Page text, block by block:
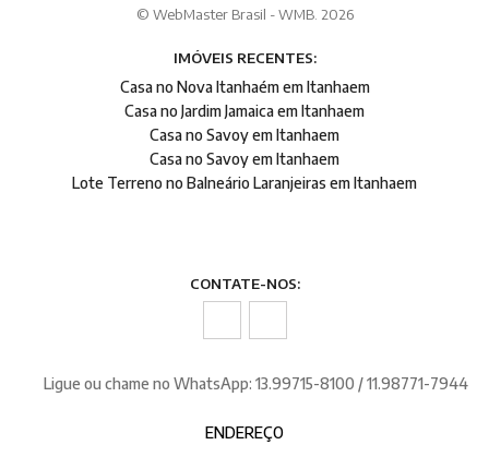
© WebMaster Brasil - WMB. 2026
IMÓVEIS RECENTES:
Casa no Nova Itanhaém em Itanhaem
Casa no Jardim Jamaica em Itanhaem
Casa no Savoy em Itanhaem
Casa no Savoy em Itanhaem
Lote Terreno no Balneário Laranjeiras em Itanhaem
CONTATE-NOS:
Ligue ou chame no WhatsApp: 13.99715-8100 / 11.98771-7944
ENDEREÇO